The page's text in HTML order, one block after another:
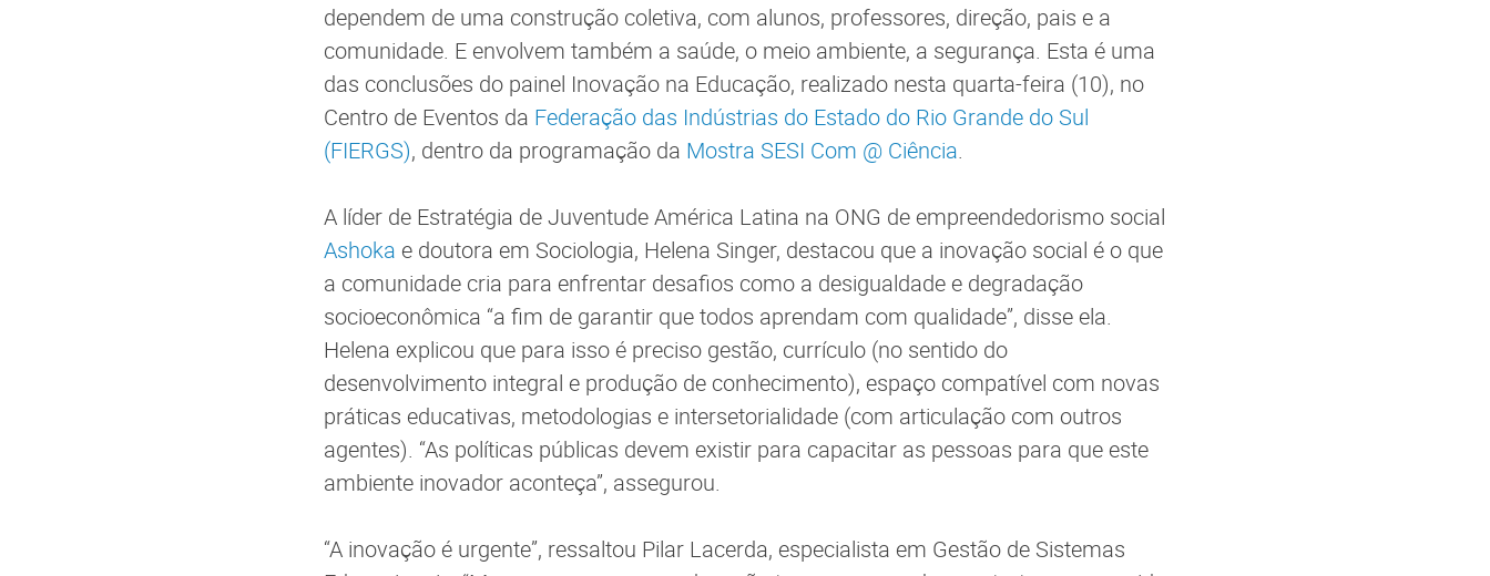
dependem de uma construção coletiva, com alunos, professores, direção, pais e a
comunidade. E envolvem também a saúde, o meio ambiente, a segurança. Esta é uma
das conclusões do painel Inovação na Educação, realizado nesta quarta-feira (10), no
Centro de Eventos da Federação das Indústrias do Estado do Rio Grande do Sul
(FIERGS), dentro da programação da Mostra SESI Com @ Ciência.
A líder de Estratégia de Juventude América Latina na ONG de empreendedorismo social
Ashoka e doutora em Sociologia, Helena Singer, destacou que a inovação social é o que
a comunidade cria para enfrentar desafios como a desigualdade e degradação
socioeconômica “a fim de garantir que todos aprendam com qualidade”, disse ela.
Helena explicou que para isso é preciso gestão, currículo (no sentido do
desenvolvimento integral e produção de conhecimento), espaço compatível com novas
práticas educativas, metodologias e intersetorialidade (com articulação com outros
agentes). “As políticas públicas devem existir para capacitar as pessoas para que este
ambiente inovador aconteça”, assegurou.
“A inovação é urgente”, ressaltou Pilar Lacerda, especialista em Gestão de Sistemas